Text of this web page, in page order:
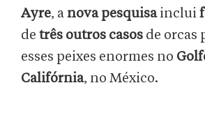
Ayre, a nova pesquisainclui
de três outros casos de orcas
esses peixes enormes no
Califórnia, no México.